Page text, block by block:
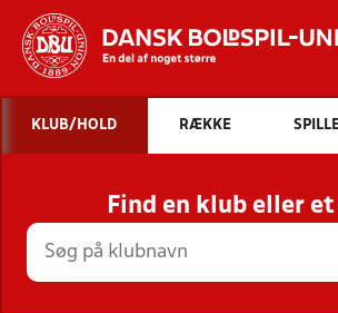
Hvad
INDHOLD
STILLINGER, RESULTATER,
HOLD
KLUB/HOLD RÆKKE
Find en klub eller et